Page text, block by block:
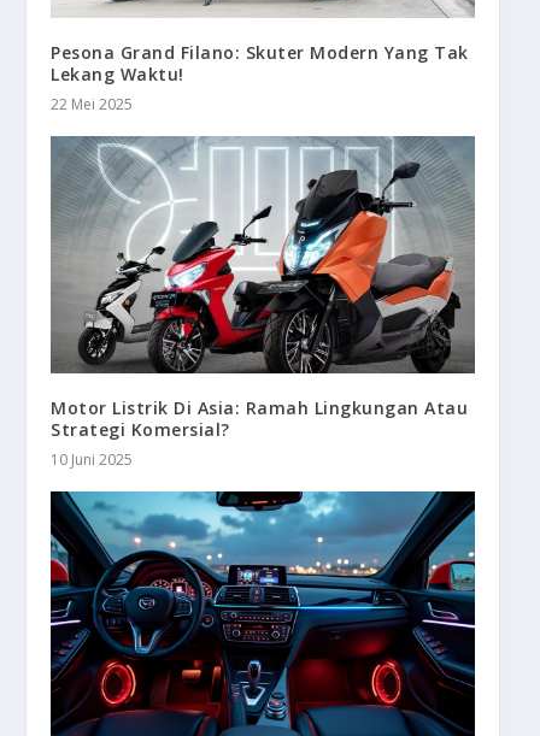
Pesona Grand Filano: Skuter Modern Yang Tak
Lekang Waktu!
22 Mei 2025
Motor Listrik Di Asia: Ramah Lingkungan Atau
Strategi Komersial?
10 Juni 2025